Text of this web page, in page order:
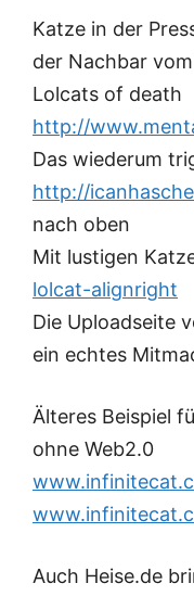
Katze in der
der Nachbar
Lolcats of death
http://
Das wiederum
http://
nach oben
Mit lustigen
lolcat-alignright
Die Uploadseite
ein echtes
Älteres Beispiel
ohne Web2.0
Auch Heise.de